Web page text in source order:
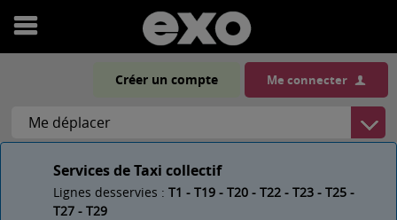
Ouvrir
menu
Créer un compte Me connecter
Services de Taxi collectif
Lignes desservies : T1 - T19 - T20 - T22 - T23 - T25 -
T27 - T29